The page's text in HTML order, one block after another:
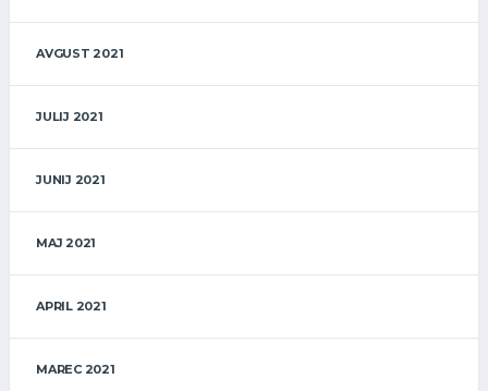
AVGUST 2021
JULIJ 2021
JUNIJ 2021
MAJ 2021
APRIL 2021
MAREC 2021